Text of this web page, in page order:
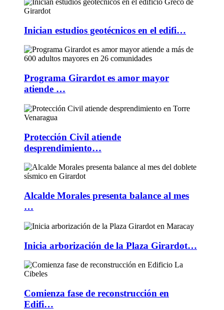
Inician estudios geotécnicos en el edifi…
Programa Girardot es amor mayor
atiende …
Protección Civil atiende
desprendimiento…
Alcalde Morales presenta balance al mes
…
Inicia arborización de la Plaza Girardot…
Comienza fase de reconstrucción en
Edifi…